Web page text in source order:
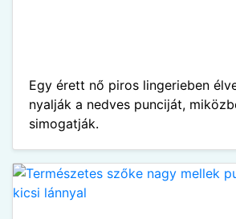
Egy érett nő piros lingerieben
nyalják a nedves punciját,
simogatják.